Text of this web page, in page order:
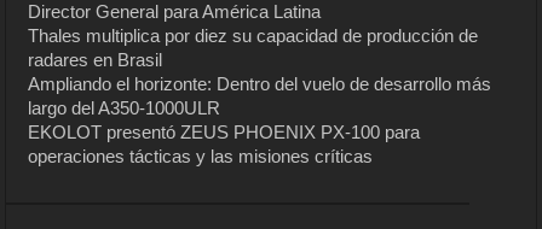
Director General para América Latina
Thales multiplica por diez su capacidad de producción de
radares en Brasil
Ampliando el horizonte: Dentro del vuelo de desarrollo más
largo del A350-1000ULR
EKOLOT presentó ZEUS PHOENIX PX-100 para
operaciones tácticas y las misiones críticas